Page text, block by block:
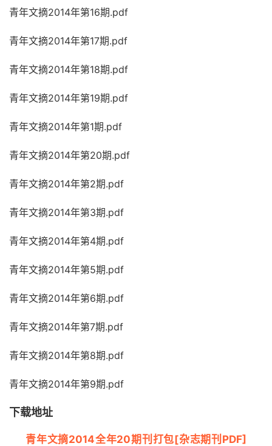
青年文摘2014年第16期.pdf
青年文摘2014年第17期.pdf
青年文摘2014年第18期.pdf
青年文摘2014年第19期.pdf
青年文摘2014年第1期.pdf
青年文摘2014年第20期.pdf
青年文摘2014年第2期.pdf
青年文摘2014年第3期.pdf
青年文摘2014年第4期.pdf
青年文摘2014年第5期.pdf
青年文摘2014年第6期.pdf
青年文摘2014年第7期.pdf
青年文摘2014年第8期.pdf
青年文摘2014年第9期.pdf
下载地址
青年文摘2014全年20期刊打包[杂志期刊PDF]